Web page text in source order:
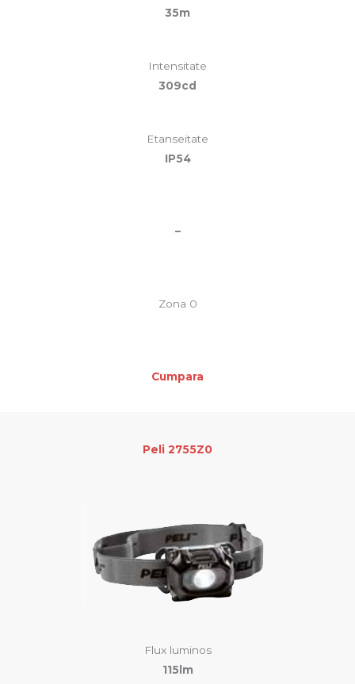
35m
Intensitate
309cd
Etanseitate
IP54
–
Zona 0
Cumpara
Peli 2755Z0
Flux luminos
115lm